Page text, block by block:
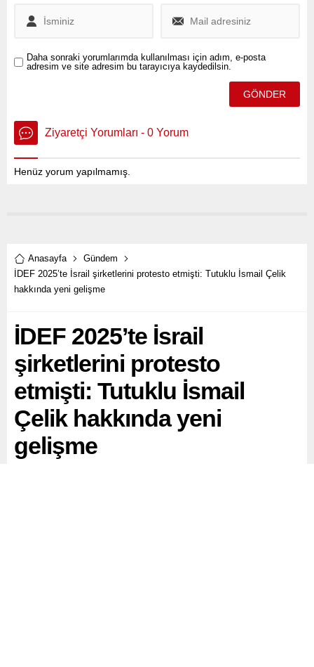
Daha sonraki yorumlarımda kullanılması için adım, e-posta
adresim ve site adresim bu tarayıcıya kaydedilsin.
Ziyaretçi Yorumları - 0 Yorum
Henüz yorum yapılmamış.
Anasayfa
Gündem
İDEF 2025’te İsrail şirketlerini protesto etmişti: Tutuklu İsmail Çelik
hakkında yeni gelişme
İDEF 2025’te İsrail
şirketlerini protesto
etmişti: Tutuklu İsmail
Çelik hakkında yeni
gelişme